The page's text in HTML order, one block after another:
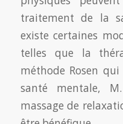
traitement de la
existe certaines
telles que la
méthode Rosen
santé mentale,
massage de